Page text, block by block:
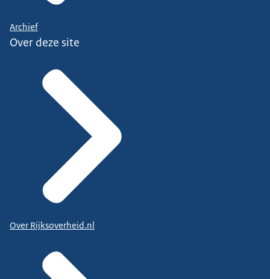
Archief
Over deze site
Over Rijksoverheid.nl